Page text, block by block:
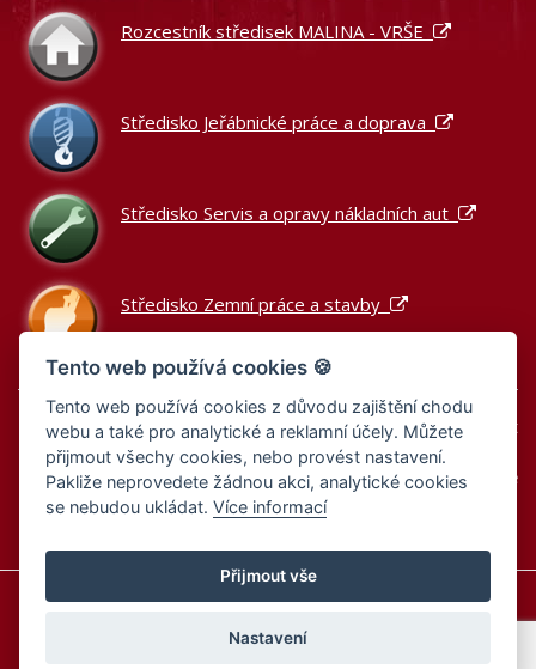
Rozcestník středisek MALINA - VRŠE
Středisko Jeřábnické práce a doprava
Středisko Servis a opravy nákladních aut
Středisko Zemní práce a stavby
Podle zákona o evidenci tržeb je prodávající povinen vystavit
kupujícímu účtenku.
Zároveň je povinen zaevidovat přijatou tržbu u správce daně
online; v případě technického výpadku pak nejpozději do 48
hodin.
Informace o cookies
Zásady zpracování osobních údajů
Zásady zpracování osobních údajů – výběrová řízení
Tento web používá cookies 🍪
Tento web používá cookies z důvodu zajištění chodu
webu a také pro analytické a reklamní účely. Můžete
přijmout všechy cookies, nebo provést nastavení.
Pakliže neprovedete žádnou akci, analytické cookies
se nebudou ukládat.Více informací
Přijmout vše
Nastavení